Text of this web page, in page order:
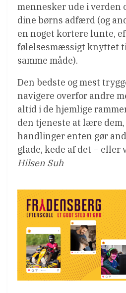
mennesker ude i verden
dine børns adfærd (og
en noget kortere lunte,
følelsesmæssigt knyttet
samme måde).
Den bedste og mest
navigere overfor andre
altid i de hjemlige
den tjeneste at lære dem,
handlinger enten gør
glade, kede af det – eller
Hilsen Suh